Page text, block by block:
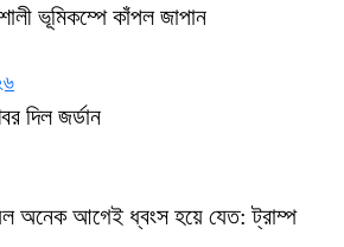
ভূমিকম্পে কাঁপল জাপান
দিল জর্ডান
অনেক আগেই ধ্বংস হয়ে যেত: ট্রাম্প